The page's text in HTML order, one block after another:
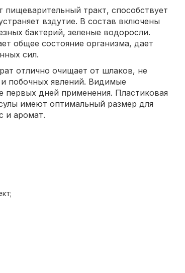
пищеварительный тракт, способствует
вздутие. В состав включены
бактерий, зеленые водоросли.
общее состояние организма, дает
сил.
отлично очищает от шлаков, не
побочных явлений. Видимые
первых дней применения. Пластиковая
имеют оптимальный размер для
и аромат.